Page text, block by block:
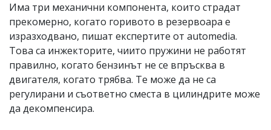
Има три механични компонента, които страдат
прекомерно, когато горивото в резервоара е
изразходвано, пишат експертите от automedia.
Това са инжекторите, чиито пружини не работят
правилно, когато бензинът не се впръсква в
двигателя, когато трябва. Те може да не са
регулирани и съответно сместа в цилиндрите може
да декомпенсира.